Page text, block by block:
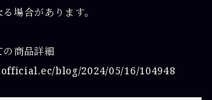
場合があります。
の商品詳細
blog/2024/05/16/104948